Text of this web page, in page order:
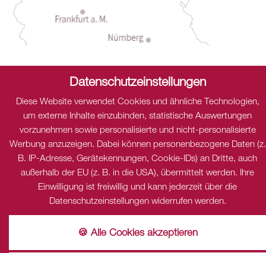
Datenschutzeinstellungen
Diese Website verwendet Cookies und ähnliche Technologien,
um externe Inhalte einzubinden, statistische Auswertungen
vorzunehmen sowie personalisierte und nicht-personalisierte
Werbung anzuzeigen. Dabei können personenbezogene Daten (z.
B. IP-Adresse, Gerätekennungen, Cookie-IDs) an Dritte, auch
außerhalb der EU (z. B. in die USA), übermittelt werden. Ihre
Einwilligung ist freiwillig und kann jederzeit über die
Datenschutzeinstellungen widerrufen werden.
🍪 Alle Cookies akzeptieren
Datenschutz Cookies
Barrierefreiheit